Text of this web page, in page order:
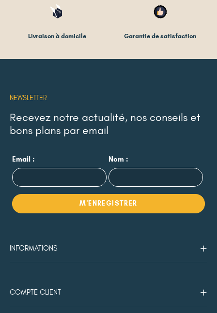
Livraison à domicile Garantie de satisfaction
NEWSLETTER
Recevez notre actualité, nos conseils et
bons plans par email
Email : Nom :
INFORMATIONS
COMPTE CLIENT